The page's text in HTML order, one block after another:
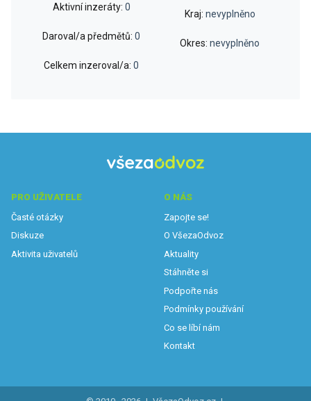
Aktivní inzeráty: 0
Daroval/a předmětů: 0
Celkem inzeroval/a: 0
Kraj: nevyplněno
Okres: nevyplněno
PRO UŽIVATELE
Časté otázky
Diskuze
Aktivita uživatelů
O NÁS
Zapojte se!
O VšezaOdvoz
Aktuality
Stáhněte si
Podpořte nás
Podmínky používání
Co se líbí nám
Kontakt